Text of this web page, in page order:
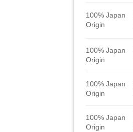
100% Japan
Origin
100% Japan
Origin
100% Japan
Origin
100% Japan
Origin